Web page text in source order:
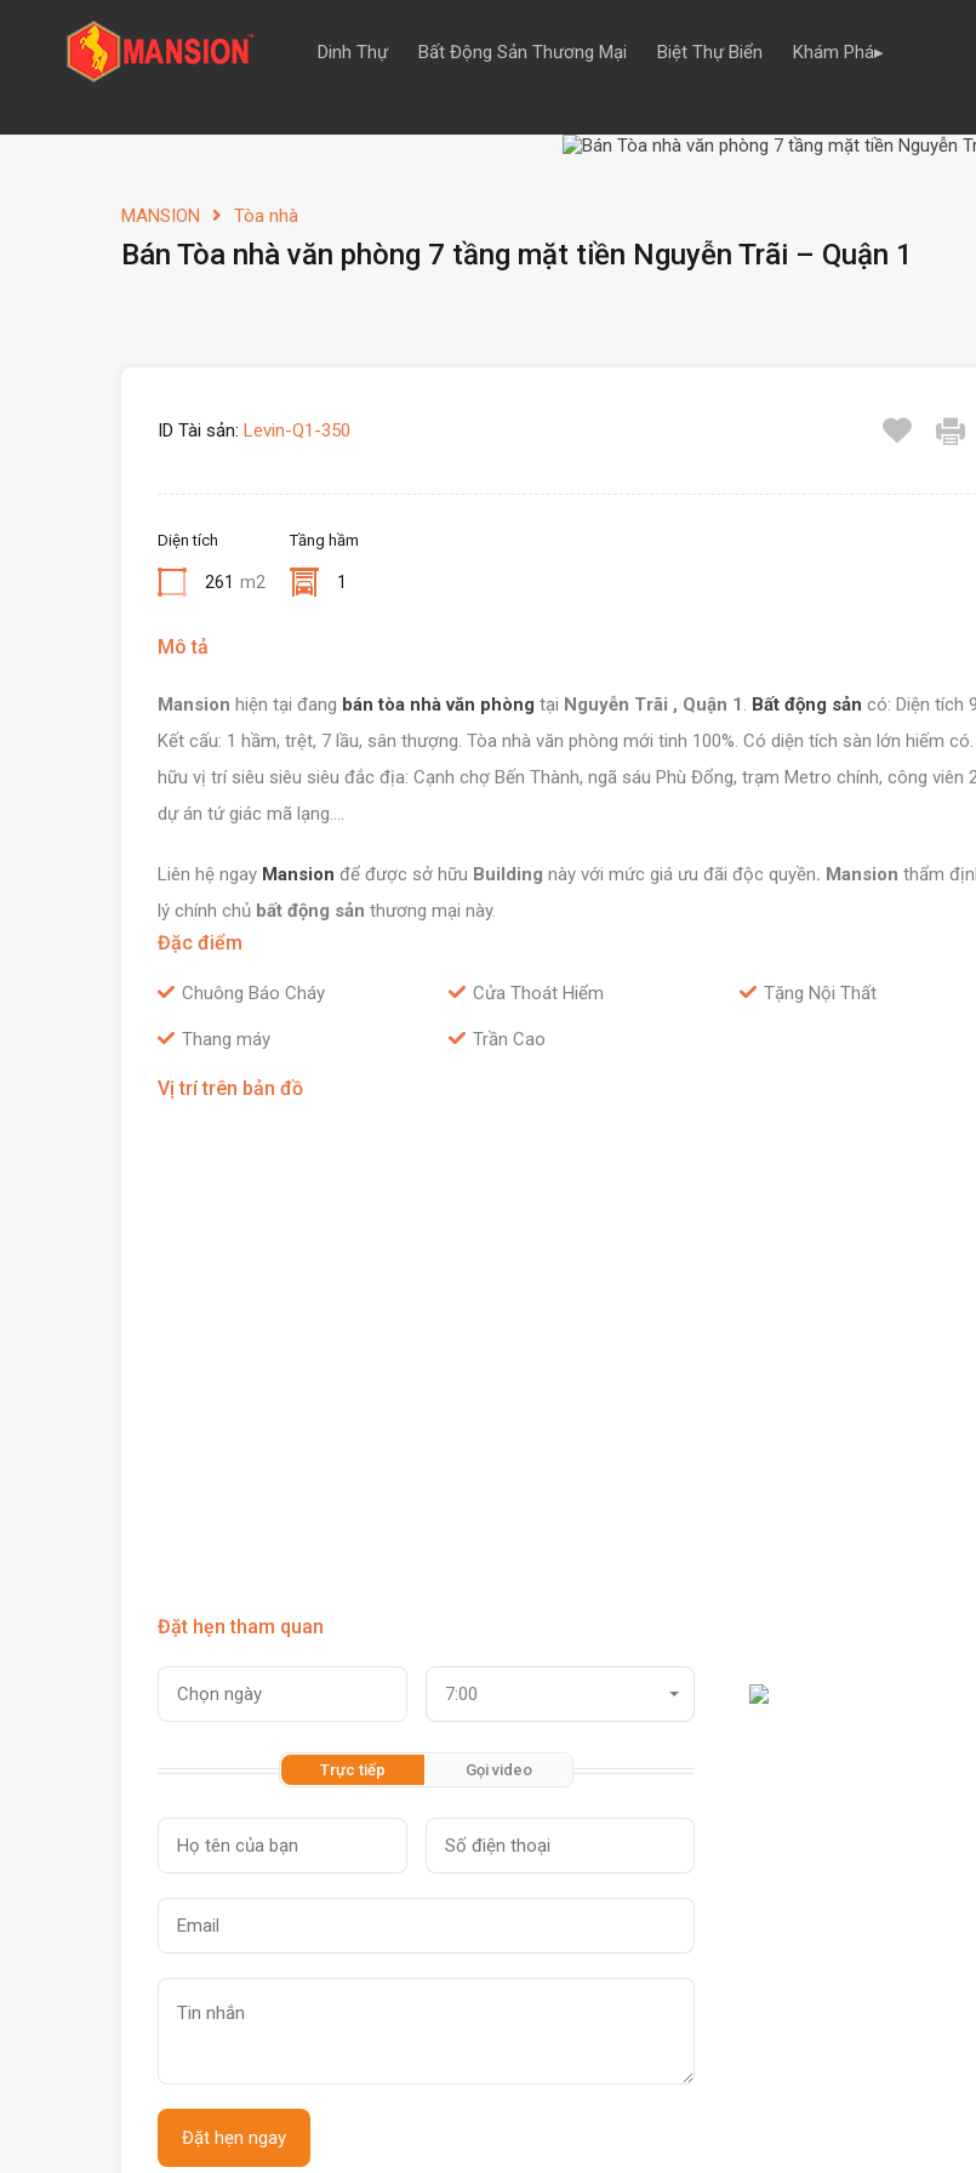
Dinh Thự Bất Động Sản Thương Mại Biệt Thự Biển Khám Phá▸
MANSION Tòa nhà
Bán Tòa nhà văn phòng 7 tầng mặt tiền Nguyễn Trãi – Quận 1
ID Tài sản: Levin-Q1-350
Diện tích
261 m2
Tầng hầm
1
Mô tả
Mansion hiện tại đang bán tòa nhà văn phòng tại Nguyễn Trãi , Quận 1 . Bất động sản có: Diện tích
Kết cấu: 1 hầm, trệt, 7 lầu, sân thượng. Tòa nhà văn phòng mới tinh 100%. Có diện tích sàn lớn hiếm
hữu vị trí siêu siêu siêu đắc địa: Cạnh chợ Bến Thành, ngã sáu Phù Đổng, trạm Metro chính, công viên
dự án tứ giác mã lạng….
Liên hệ ngay Mansion để được sở hữu Building này với mức giá ưu đãi độc quyền. Mansion thẩm
lý chính chủ bất động sản thương mại này.
Đặc điểm
Chuông Báo Cháy Cửa Thoát Hiểm Tặng Nội Thất
Thang máy Trần Cao
Vị trí trên bản đồ
Đặt hẹn tham quan
7:00
Trực tiếp Gọi video